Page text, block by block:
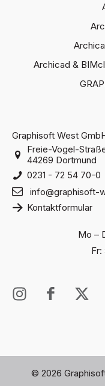
Archicad &
Graphisoft West
Freie-Vogel-
44269 Dortmund
0231 - 72 54 70-0
info@graphisoft-
Kontaktformular
Mo –
Fr:
I
a
I
-
f
X
t
t
© 2026